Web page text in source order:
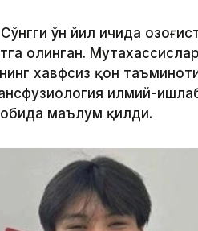
ўн йил ичида
олинган.
хавфсиз қон
илмий-
маълум қилди.